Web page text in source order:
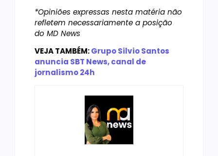
*Opiniões expressas nesta matéria não
refletem necessariamente a posição
do MD News
VEJA TAMBÉM:Grupo Silvio Santos
anuncia SBT News, canal de
jornalismo 24h